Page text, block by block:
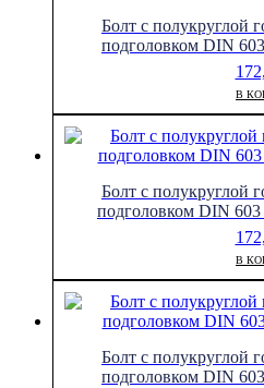
Болт с полукруглой
подголовком DIN
В
Болт с полукруглой
подголовком DIN
В
Болт с полукруглой
подголовком DIN